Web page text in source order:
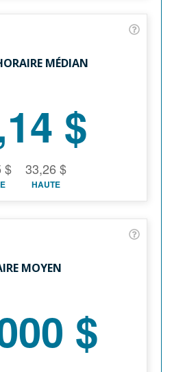
MÉDIAN
$
$ 33,26 $
HAUTE
MOYEN
$